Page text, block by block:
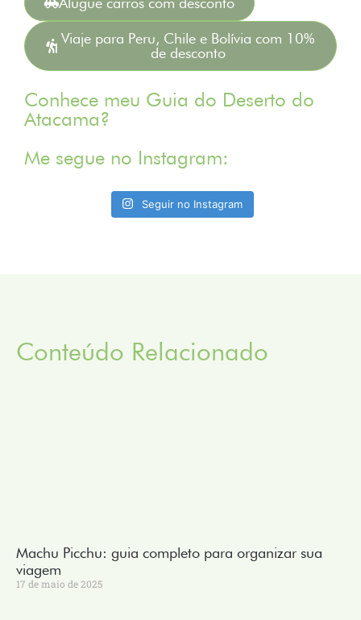
Viaje para Peru, Chile e Bolívia com 10%
de desconto
Conhece meu Guia do Deserto do
Atacama?
Me segue no Instagram:
Seguir no Instagram
Conteúdo Relacionado
Machu Picchu: guia completo para organizar sua
viagem
17 de maio de 2025